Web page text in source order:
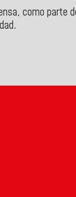
como parte